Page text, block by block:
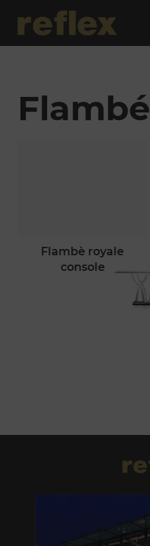
Flambé
flambè royale
console